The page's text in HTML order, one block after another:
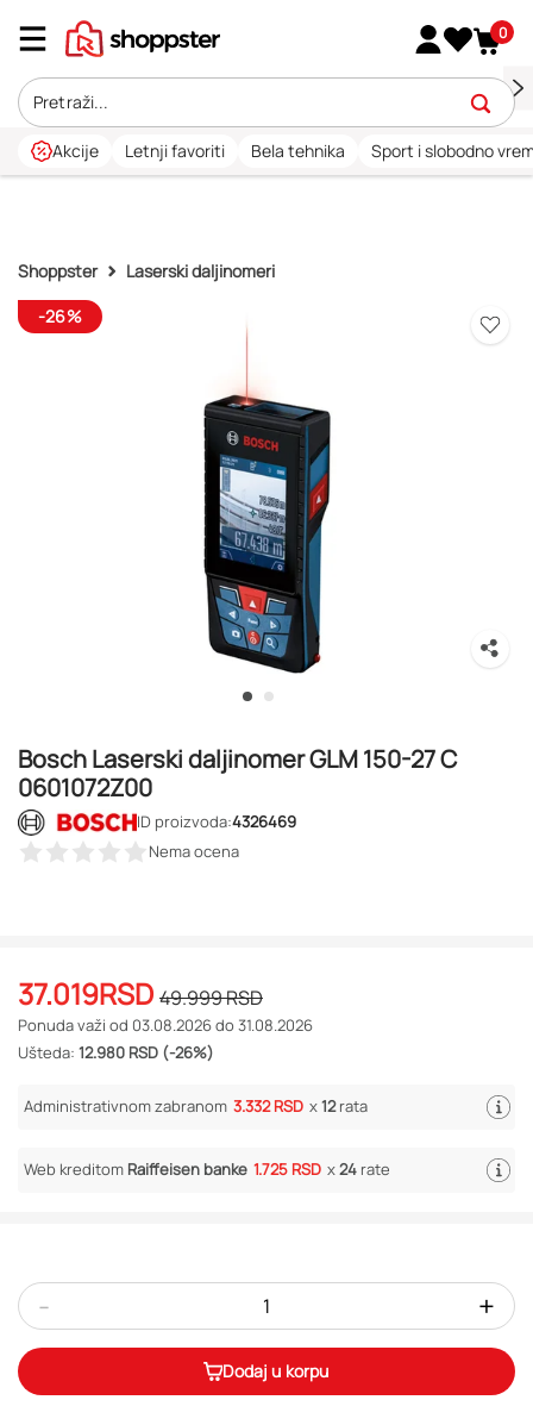
0
Akcije Letnji favoriti Bela tehnika Sport i slobodno
Shoppster
Laserski daljinomeri
-26%
Bosch Laserski daljinomer GLM 150-27 C
0601072Z00
ID proizvoda:4326469
Nema ocena
37.019RSD 49.999RSD
Ponuda važi od 03.08.2026 do 31.08.2026
Ušteda: 12.980 RSD (-26%)
Administrativnom zabranom 3.332 RSD x12rata
Web kreditom Raiffeisen banke 1.725 RSD x24 rate
- +
Dodaj u korpu